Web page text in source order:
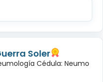
Soler
Cédula: Neumo